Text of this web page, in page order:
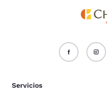
Servicios